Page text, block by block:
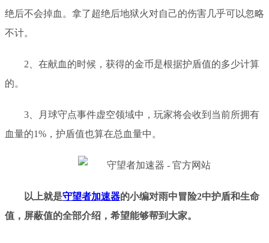
绝后不会掉血。拿了超绝后地狱火对自己的伤害几乎可以忽略
不计。
2、在献血的时候，获得的金币是根据护盾值的多少计算
的。
3、 月球守点事件虚空领域中 ， 玩家将会收到当前所拥有
血量的1%，护盾值也算在总血量中。
以上就是守望者加速器的小编对雨中冒险2中护盾和生命
值 ， 屏蔽值的全部介绍 ，希望能够帮到大家。